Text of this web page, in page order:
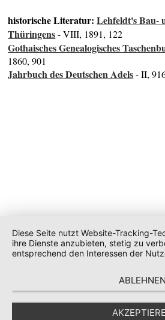
historische Literatur:Lehfeldt's Bau-
Thüringens- VIII, 1891, 122
Gothaisches Genealogisches
1860, 901
Jahrbuch des Deutschen Adels- II,
Diese Seite nutzt Website-Tracking-
ihre Dienste anzubieten, stetig zu
entsprechend den Interessen der
ABLEHNEN